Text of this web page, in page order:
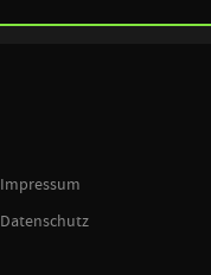
Impressum
Datenschutz